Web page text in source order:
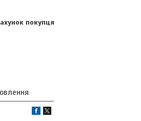
покупця